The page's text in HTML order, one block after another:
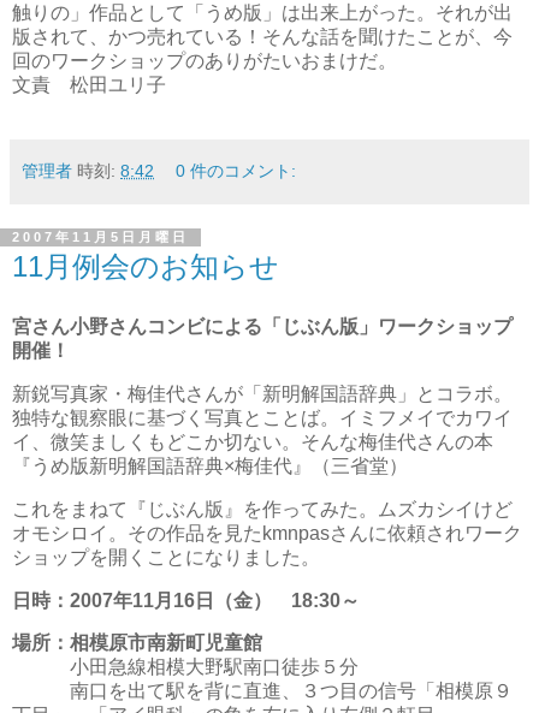
触りの」作品として「うめ版」は出来上がった。それが出
版されて、かつ売れている！そんな話を聞けたことが、今
回のワークショップのありがたいおまけだ。
文責 松田ユリ子
管理者 時刻: 8:42 0 件のコメント:
2007年11月5日月曜日
11月例会のお知らせ
宮さん小野さんコンビによる「じぶん版」ワークショップ
開催！
新鋭写真家・梅佳代さんが「新明解国語辞典」とコラボ。
独特な観察眼に基づく写真とことば。イミフメイでカワイ
イ、微笑ましくもどこか切ない。そんな梅佳代さんの本
『うめ版新明解国語辞典×梅佳代』（三省堂）
これをまねて『じぶん版』を作ってみた。ムズカシイけど
オモシロイ。その作品を見たkmnpasさんに依頼されワーク
ショップを開くことになりました。
日時：2007年11月16日（金） 18:30～
場所：相模原市南新町児童館
小田急線相模大野駅南口徒歩５分
南口を出て駅を背に直進、３つ目の信号「相模原９